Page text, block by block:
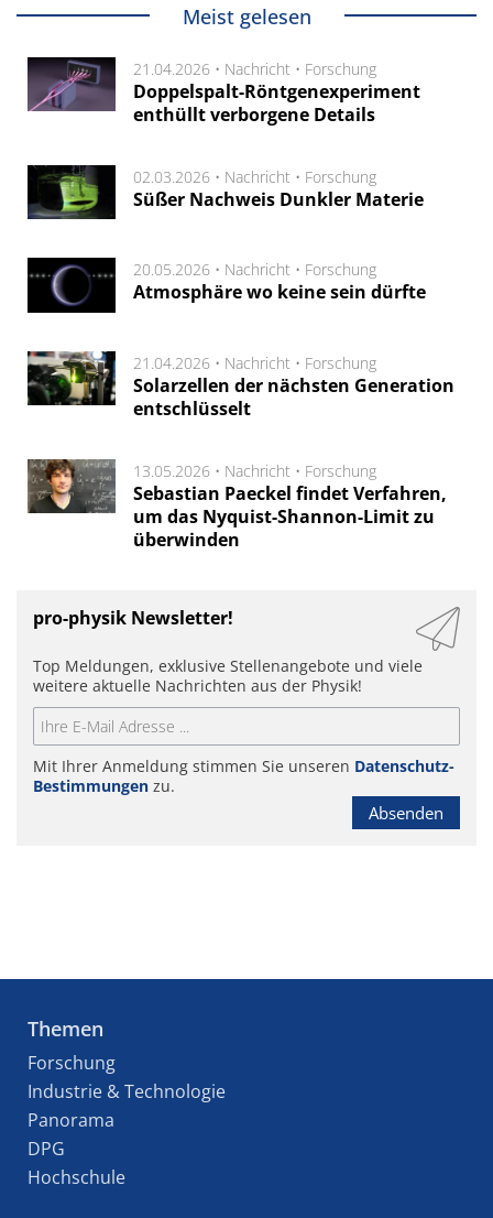
Meist gelesen
21.04.2026 • Nachricht • Forschung
Doppelspalt-Röntgenexperiment
enthüllt verborgene Details
02.03.2026 • Nachricht • Forschung
Süßer Nachweis Dunkler Materie
20.05.2026 • Nachricht • Forschung
Atmosphäre wo keine sein dürfte
21.04.2026 • Nachricht • Forschung
Solarzellen der nächsten Generation
entschlüsselt
13.05.2026 • Nachricht • Forschung
Sebastian Paeckel findet Verfahren,
um das Nyquist-Shannon-Limit zu
überwinden
pro-physik Newsletter!
Top Meldungen, exklusive Stellenangebote und viele
weitere aktuelle Nachrichten aus der Physik!
Mit Ihrer Anmeldung stimmen Sie unseren Datenschutz-
Bestimmungen zu.
Absenden
Themen
Forschung
Industrie & Technologie
Panorama
DPG
Hochschule